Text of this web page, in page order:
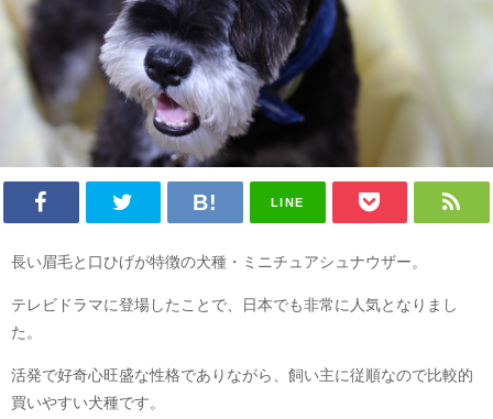
LINE
長い眉毛と口ひげが特徴の犬種・ミニチュアシュナウザー。
テレビドラマに登場したことで、日本でも非常に人気となりまし
た。
活発で好奇心旺盛な性格でありながら、飼い主に従順なので比較的
買いやすい犬種です。